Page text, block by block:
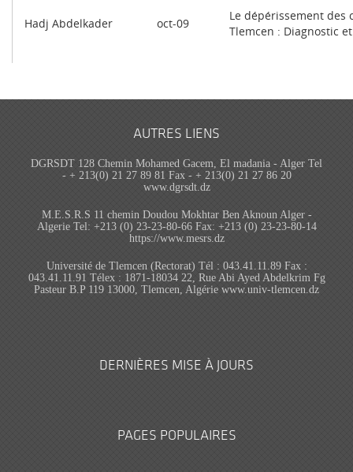
Hadj Abdelkader oct-09
Le dépérissement des
Tlemcen : Diagnostic
AUTRES LIENS
DGRSDT 128 Chemin Mohamed Gacem, El madania - Alger Tel
- + 213(0) 21 27 89 81 Fax - + 213(0) 21 27 86 20
www.dgrsdt.dz
M.E.S.R.S 11 chemin Doudou Mokhtar Ben Aknoun Alger -
Algerie Tel: +213 (0) 23-23-80-66 Fax: +213 (0) 23-23-80-14
https://www.mesrs.dz
Université de Tlemcen (Rectorat) Tél : 043.41.11.89 Fax :
043.41.11.91 Télex : 1871-18034 22, Rue Abi Ayed Abdelkrim Fg
Pasteur B.P 119 13000, Tlemcen, Algérie www.univ-tlemcen.dz
DERNIÈRES MISE À JOURS
PAGES POPULAIRES